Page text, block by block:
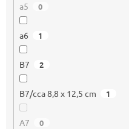
a5 0
a6 1
B7 2
B7/cca 8,8 x 12,5 cm 1
A7 0